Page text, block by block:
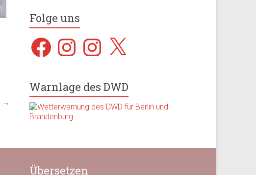
→
Folge uns
FacebookInstagramInstagram
X
Warnlage des DWD
Übersetzen